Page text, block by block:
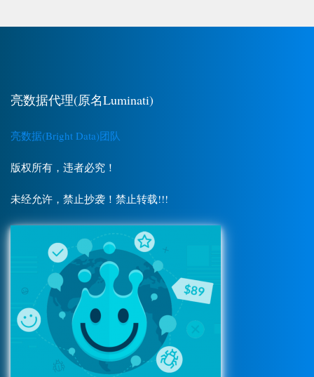
亮数据代理(原名Luminati)
亮数据(Bright Data)团队
版权所有，违者必究！
未经允许，禁止抄袭！禁止转载!!!